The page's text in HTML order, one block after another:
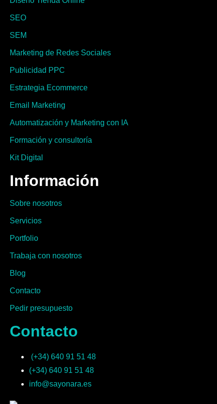
SEO
SEM
Marketing de Redes Sociales
Publicidad PPC
Estrategia Ecommerce
Email Marketing
Automatización y Marketing con IA
Formación y consultoría
Kit Digital
Información
Sobre nosotros
Servicios
Portfolio
Trabaja con nosotros
Blog
Contacto
Pedir presupuesto
Contacto
(+34) 640 91 51 48
(+34) 640 91 51 48
info@sayonara.es